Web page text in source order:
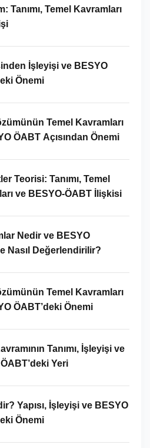
Tanımı, Temel Kavramları
İşleyişi ve BESYO
Önemi
Temel Kavramları
ÖABT Açısından Önemi
Teorisi: Tanımı, Temel
ve BESYO-ÖABT İlişkisi
Nedir ve BESYO
Nasıl Değerlendirilir?
Temel Kavramları
ÖABT’deki Önemi
Tanımı, İşleyişi ve
Yeri
Yapısı, İşleyişi ve BESYO
Önemi